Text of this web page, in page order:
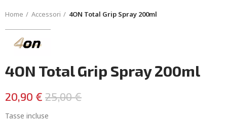
Home Accessori 4ON Total Grip Spray 200ml
4ON Total Grip Spray 200ml
20,90 € 25,00 €
Tasse incluse